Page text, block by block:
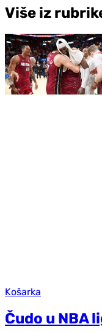
Više iz
Košarka
Čudo u NBA